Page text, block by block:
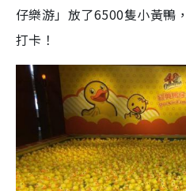
仔樂游」放了6500隻小黃鴨
打卡！